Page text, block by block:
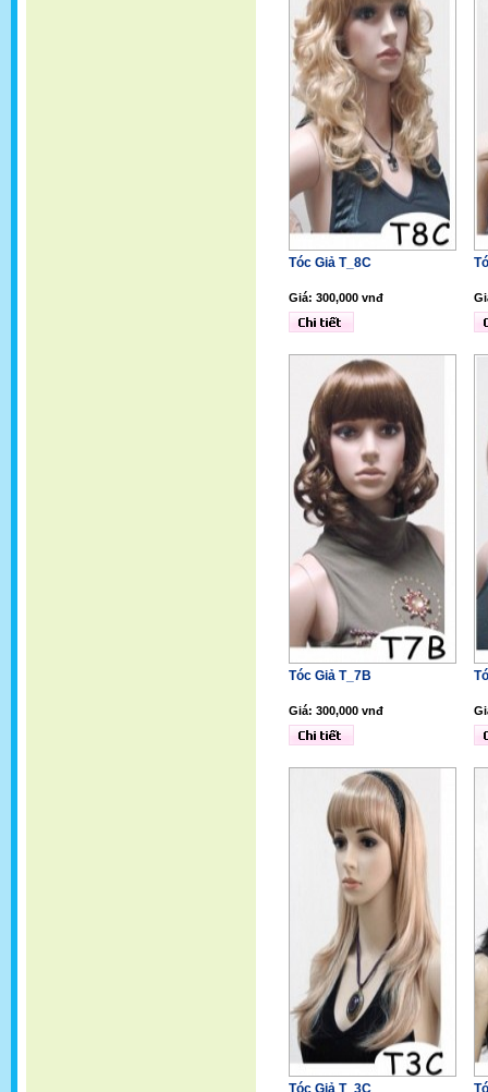
Tóc Giả T_8C
Giá: 300,000 vnđ
Tóc Giả T_7B
Giá: 300,000 vnđ
Tóc Giả T_3C